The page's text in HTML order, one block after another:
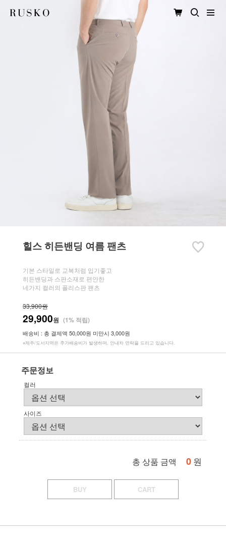
힐스 히든밴딩 여름 팬츠
기본 스타일로 교복처럼 입기좋고
히든밴딩과 스판소재로 편안한
네가지 컬러의 폴리스판 팬츠
33,900원
29,900원 (1% 적립)
배송비 : 총 결제액 50,000원 미만시 3,000원
※제주/도서지역은 추가배송비가 발생하며, 안내차 연락을 드리고 있습니다.
주문정보
컬러
사이즈
총 상품 금액 0 원
BUY CART